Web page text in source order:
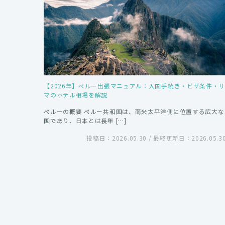
【2026年】ペルー出張マニュアル：入国手続き・ビザ条件・リ
マのホテル相場を解説
ペルーの概要 ペルー共和国は、南米太平洋側に位置する広大な
国であり、日本とは長年 […]
投稿日：2026.05.30 / 最終更新日：